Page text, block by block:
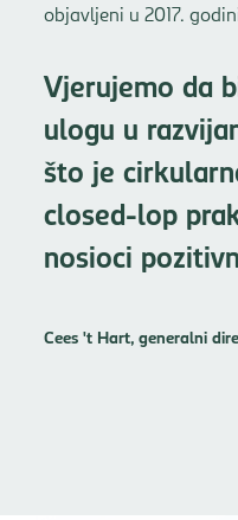
objavljeni u 2017.
Vjerujemo da
ulogu u
što je
closed-lop
nosioci
Cees 't Hart, generalni